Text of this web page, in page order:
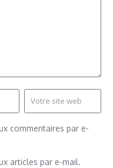
commentaires par e-
articles par e-mail.